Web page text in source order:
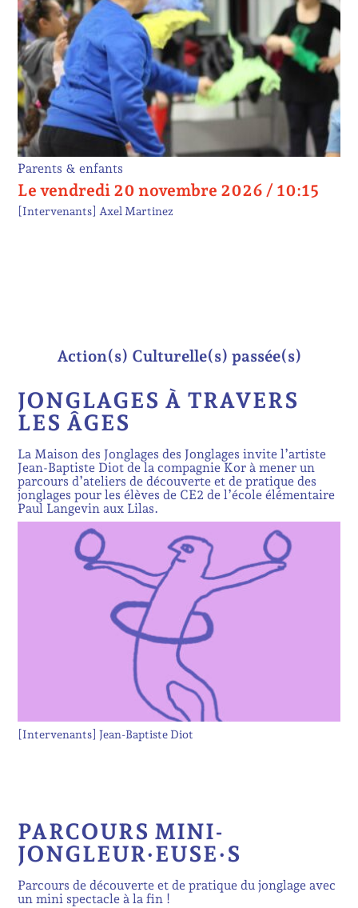
Parents & enfants
Le vendredi 20 novembre 2026 / 10:15
[Intervenants] Axel Martinez
Action(s) Culturelle(s) passée(s)
JONGLAGES À TRAVERS
LES ÂGES
La Maison des Jonglages des Jonglages invite l’artiste
Jean-Baptiste Diot de la compagnie Kor à mener un
parcours d’ateliers de découverte et de pratique des
jonglages pour les élèves de CE2 de l’école élémentaire
Paul Langevin aux Lilas.
[Intervenants]Jean-Baptiste Diot
PARCOURS MINI-
JONGLEUR·EUSE·S
Parcours de découverte et de pratique du jonglage avec
un mini spectacle à la fin !